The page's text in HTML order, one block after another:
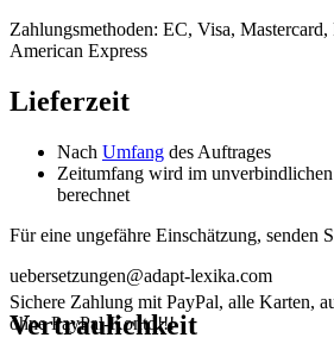
Zahlungsmethoden: EC, Visa, Mastercard,
American Express
Lieferzeit
Nach Umfang des Auftrages
Zeitumfang wird im
berechnet
Für eine ungefähre Einschätzung, senden
uebersetzungen@adapt-lexika.com
Vertraulichkeit
Sichere Zahlung mit PayPal, alle Karten,
ohne PayPal-Konto!!!